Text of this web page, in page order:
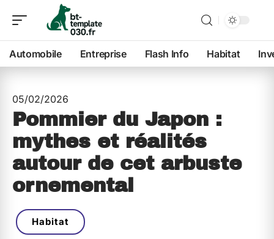
Automobile Entreprise Flash Info Habitat
05/02/2026
Pommier du Japon :
mythes et réalités
autour de cet arbuste
ornemental
Habitat